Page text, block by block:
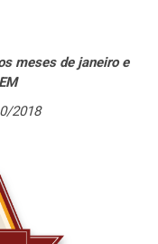
meses de janeiro e
2018